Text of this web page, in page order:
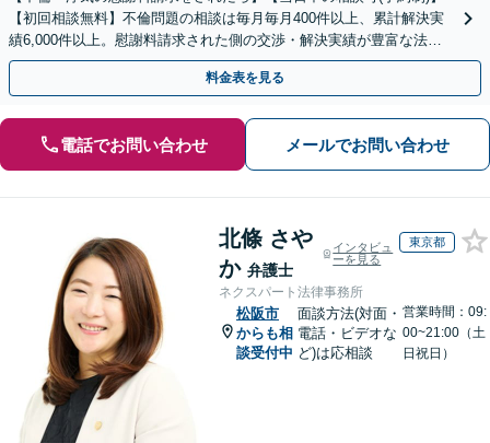
【初回相談無料】不倫問題の相談は毎月毎月400件以上、累計解決実
績6,000件以上。慰謝料請求された側の交渉・解決実績が豊富な法律
事務所です。
料金表を見る
電話でお問い合わせ メールでお問い合わせ
北條 さや
か 弁護士
インタビュ
ーを見る
東京都
ネクスパート法律事務所
松阪市
からも相
談受付中
面談方法(対面・
電話・ビデオな
ど)は応相談
営業時間：09:
00~21:00（土
日祝日）